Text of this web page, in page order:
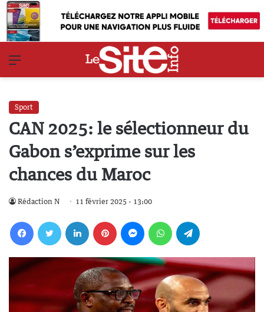
Sport
CAN 2025: le sélectionneur du
Gabon s’exprime sur les
chances du Maroc
Rédaction N 11 février 2025 - 13:00